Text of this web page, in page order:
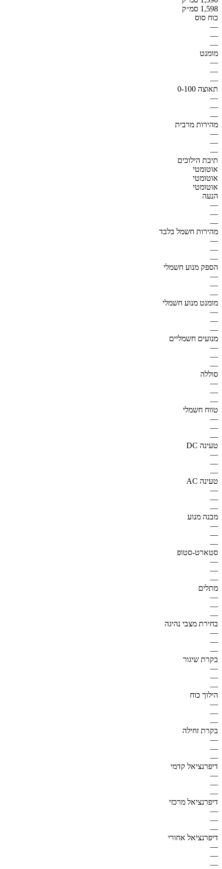
1,598 סמ״ק
כוח סוס
—
—
—
מומנט
—
—
—
תאוצה 0-100
—
—
—
מהירות מרבית
—
—
—
תיבת הילוכים
אוטומטי
אוטומטי
אוטומטי
הנעה
—
—
—
מהירות חשמל בלבד
—
—
—
הספק מנוע חשמלי
—
—
—
מומנט מנוע חשמלי
—
—
—
מנועים חשמליים
—
—
—
סוללה
—
—
—
טווח חשמלי
—
—
—
טעינה DC
—
—
—
טעינה AC
—
—
—
מבנה מנוע
—
—
—
סטארט-סטופ
—
—
—
מתלים
—
—
—
בחירת מצבי נהיגה
—
—
—
בקרת שיגור
—
—
—
הילוך כוח
—
—
—
בקרת זחילה
—
—
—
דיפרנציאל קדמי
—
—
—
דיפרנציאל מרכזי
—
—
—
דיפרנציאל אחורי
—
—
—